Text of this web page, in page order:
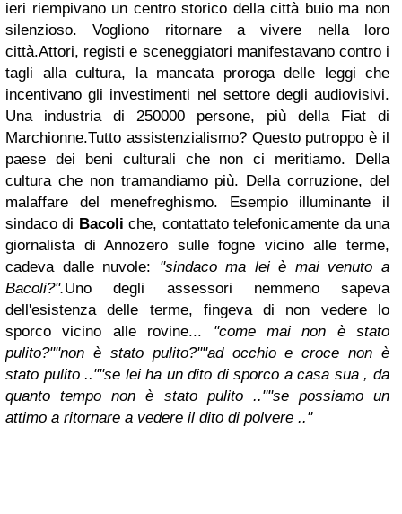
ieri riempivano un centro storico della città buio ma non
silenzioso. Vogliono ritornare a vivere nella loro
città.Attori, registi e sceneggiatori manifestavano contro i
tagli alla cultura, la mancata proroga delle leggi che
incentivano gli investimenti nel settore degli audiovisivi.
Una industria di 250000 persone, più della Fiat di
Marchionne.Tutto assistenzialismo? Questo putroppo è il
paese dei beni culturali che non ci meritiamo. Della
cultura che non tramandiamo più. Della corruzione, del
malaffare del menefreghismo.
Esempio illuminante il
sindaco di Bacoliche, contattato telefonicamente da una
giornalista di Annozero sulle fogne vicino alle terme,
cadeva dalle nuvole: "sindaco ma lei è mai venuto a
Bacoli?".Uno degli assessori nemmeno sapeva
dell'esistenza delle terme, fingeva di non vedere lo
sporco vicino alle rovine... "come mai non è stato
pulito?""non è stato pulito?""ad occhio e croce non è
stato pulito ..""se lei ha un dito di sporco a casa sua , da
quanto tempo non è stato pulito ..""se possiamo un
attimo a ritornare a vedere il dito di polvere .."